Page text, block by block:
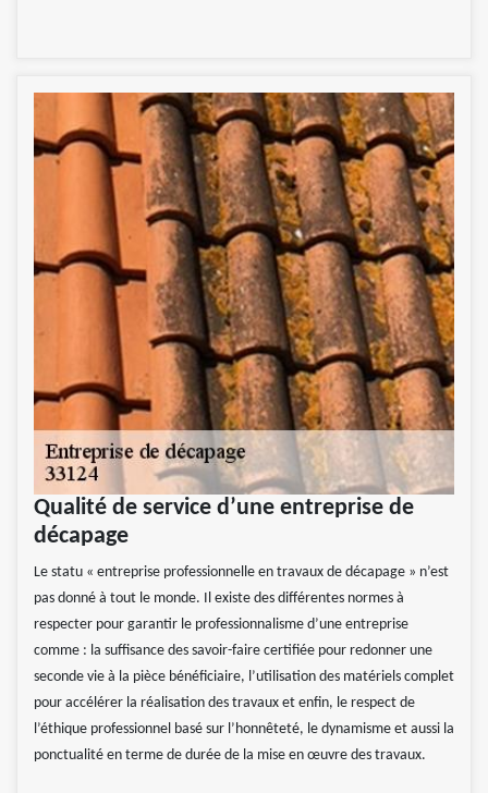
Qualité de service d’une entreprise de
décapage
Le statu « entreprise professionnelle en travaux de décapage » n’est
pas donné à tout le monde. Il existe des différentes normes à
respecter pour garantir le professionnalisme d’une entreprise
comme : la suffisance des savoir-faire certifiée pour redonner une
seconde vie à la pièce bénéficiaire, l’utilisation des matériels complet
pour accélérer la réalisation des travaux et enfin, le respect de
l’éthique professionnel basé sur l’honnêteté, le dynamisme et aussi la
ponctualité en terme de durée de la mise en œuvre des travaux.